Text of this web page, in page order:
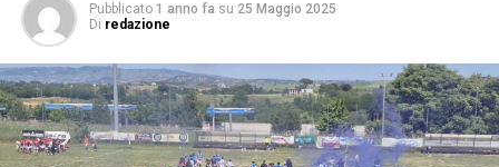
Pubblicato 1 anno fa su 25 Maggio 2025
Di redazione